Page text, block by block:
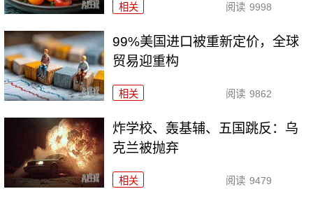
相关 阅读 9998
99%美国进口被重新定价，全球
贸易迎重构
相关 阅读 9862
炸学校、轰基辅、五国跳反：乌
克兰被抛弃
相关 阅读 9479